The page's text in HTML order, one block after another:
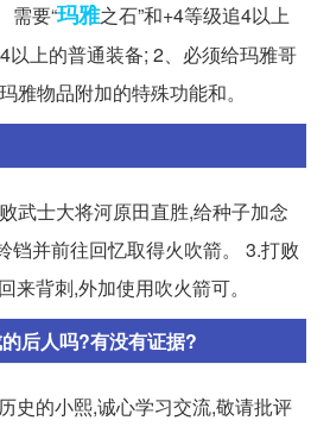
需要“玛雅之石”和+4等级追4以上
以上的普通装备; 2、必须给玛雅哥
雅物品附加的特殊功能和。
武士大将河原田直胜,给种子加念
铛并前往回忆取得火吹箭。 3.打败
来背刺,外加使用吹火箭可。
后人吗?有没有证据?
史的小熙,诚心学习交流,敬请批评